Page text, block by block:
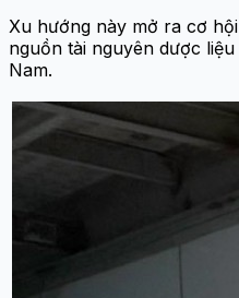
Xu hướng này mở ra cơ
nguồn tài nguyên dược
Nam.